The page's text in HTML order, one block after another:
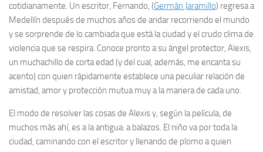
cotidianamente. Un escritor, Fernando, (Germán Jaramillo) regresa a
Medellín después de muchos años de andar recorriendo el mundo
y se sorprende de lo cambiada que está la ciudad y el crudo clima de
violencia que se respira. Conoce pronto a su ángel protector, Alexis,
un muchachillo de corta edad (y del cual, además, me encanta su
acento) con quien rápidamente establece una peculiar relación de
amistad, amor y protección mutua muy a la manera de cada uno.
El modo de resolver las cosas de Alexis y, según la película, de
muchos más ahí, es a la antigua: a balazos. El niño va por toda la
ciudad, caminando con el escritor y llenando de plomo a quien